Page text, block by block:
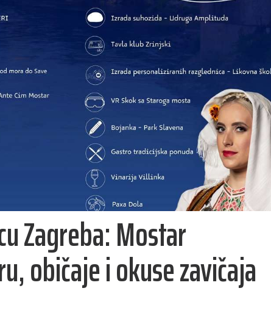
Zagreba: Mostar
običaje i okuse zavičaja